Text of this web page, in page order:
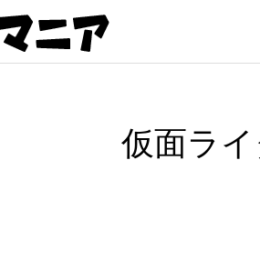
仮面ラ